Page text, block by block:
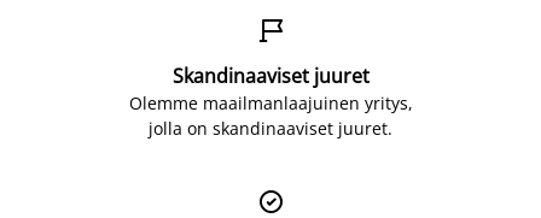

Skandinaaviset juuret
Olemme maailmanlaajuinen yritys,
jolla on skandinaaviset juuret.
